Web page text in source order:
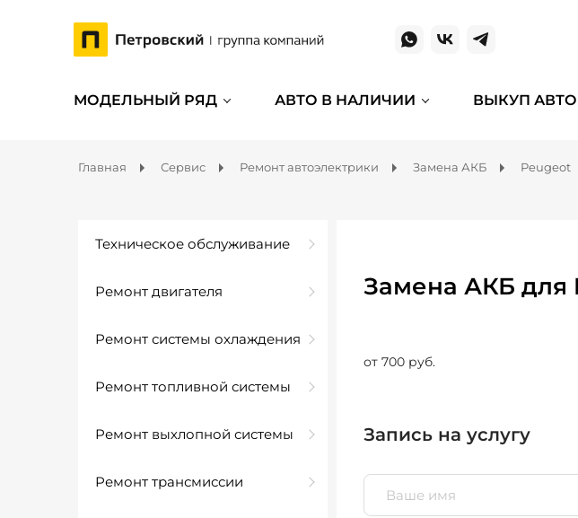
МОДЕЛЬНЫЙ РЯД АВТО В НАЛИЧИИ ВЫКУП АВТО
Главная Сервис Ремонт автоэлектрики Замена АКБ Peugeot
Техническое обслуживание
Ремонт двигателя
Ремонт системы охлаждения
Ремонт топливной системы
Ремонт выхлопной системы
Ремонт трансмиссии
Замена АКБ для
от 700 руб.
Запись на услугу